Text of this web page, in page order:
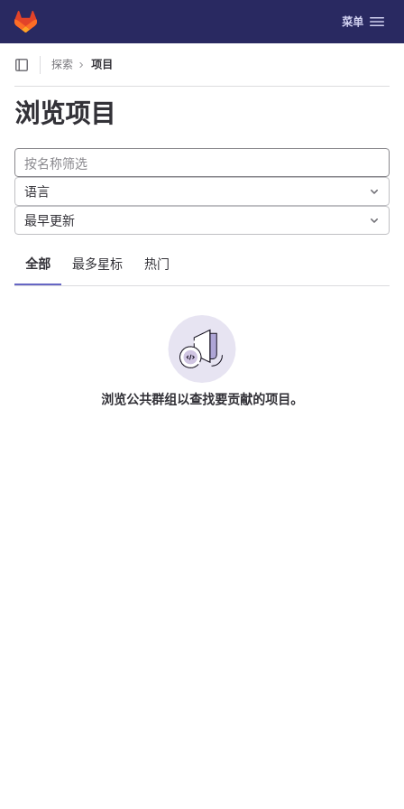
Skip to content
GitLab 切换导航
菜单
探索 项目
浏览项目
全部 最多星标 热门
语言
最早更新
浏览公共群组以查找要贡献的项目。